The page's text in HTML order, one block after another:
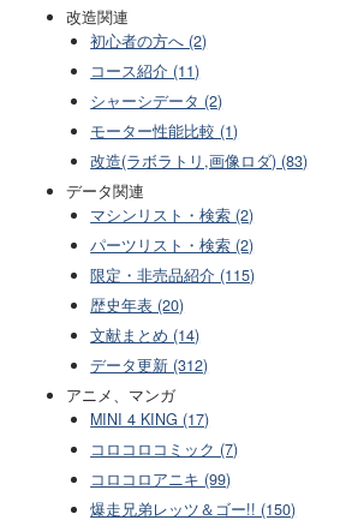
改造関連
初心者の方へ (2)
コース紹介 (11)
シャーシデータ (2)
モーター性能比較 (1)
改造(ラボラトリ,画像ロダ) (83)
データ関連
マシンリスト・検索 (2)
パーツリスト・検索 (2)
限定・非売品紹介 (115)
歴史年表 (20)
文献まとめ (14)
データ更新 (312)
アニメ、マンガ
MINI 4 KING (17)
コロコロコミック (7)
コロコロアニキ (99)
爆走兄弟レッツ＆ゴー!! (150)